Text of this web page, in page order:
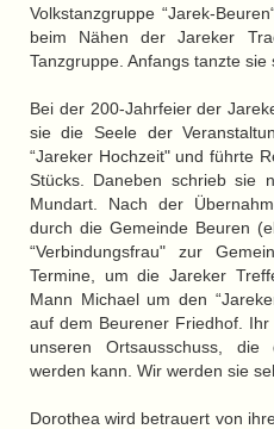
Volkstanzgruppe “Jarek-
beim Nähen der Jareker
Tanzgruppe. Anfangs tanzte sie
Bei der 200-Jahrfeier der
sie die Seele der
“Jareker Hochzeit" und führte
Stücks. Daneben schrieb sie
Mundart. Nach der
durch die Gemeinde Beuren
“Verbindungsfrau" zur
Termine, um die Jareker
Mann Michael um den
auf dem Beurener Friedhof.
unseren Ortsausschuss, die
werden kann. Wir werden sie
Dorothea wird betrauert von